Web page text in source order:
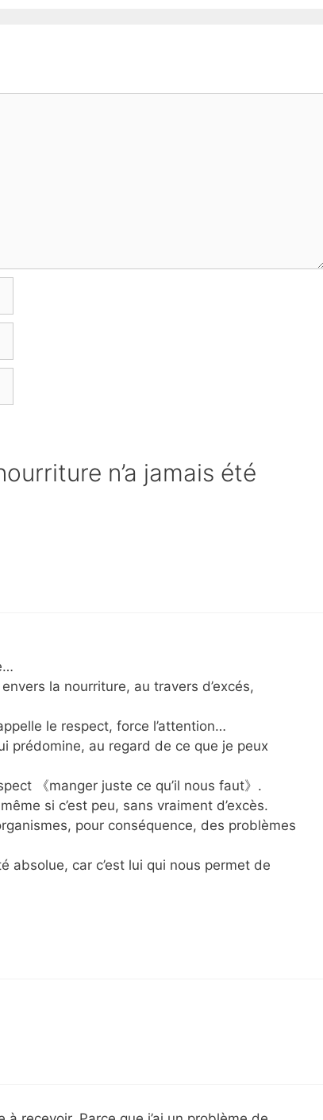
n’a jamais été
la nourriture, au travers d’excés,
le respect, force l’attention…
prédomine, au regard de ce que je peux
《manger juste ce qu’il nous faut》.
si c’est peu, sans vraiment d’excès.
pour conséquence, des problèmes
absolue, car c’est lui qui nous permet de